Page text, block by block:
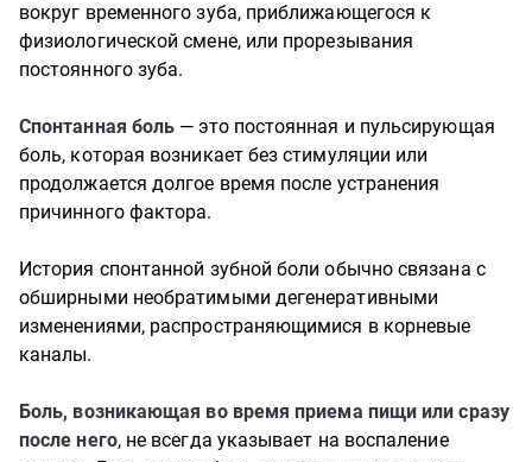
вокруг временного зуба, приближающегося к
физиологической смене, или прорезывания
постоянного зуба.
Спонтанная боль — это постоянная и пульсирующая
боль, которая возникает без стимуляции или
продолжается долгое время после устранения
причинного фактора.
История спонтанной зубной боли обычно связана с
обширными необратимыми дегенеративными
изменениями, распространяющимися в корневые
каналы.
Боль, возникающая во время приема пищи или сразу
после него, не всегда указывает на воспаление